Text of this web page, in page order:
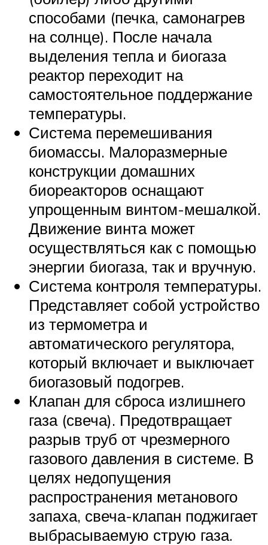
способами (печка, самонагрев
на солнце). После начала
выделения тепла и биогаза
реактор переходит на
самостоятельное поддержание
температуры.
Система перемешивания
биомассы. Малоразмерные
конструкции домашних
биореакторов оснащают
упрощенным винтом-мешалкой.
Движение винта может
осуществляться как с помощью
энергии биогаза, так и вручную.
Система контроля температуры.
Представляет собой устройство
из термометра и
автоматического регулятора,
который включает и выключает
биогазовый подогрев.
Клапан для сброса излишнего
газа (свеча). Предотвращает
разрыв труб от чрезмерного
газового давления в системе. В
целях недопущения
распространения метанового
запаха, свеча-клапан поджигает
выбрасываемую струю газа.